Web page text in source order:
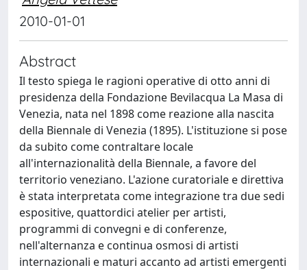
2010-01-01
Abstract
Il testo spiega le ragioni operative di otto anni di
presidenza della Fondazione Bevilacqua La Masa di
Venezia, nata nel 1898 come reazione alla nascita
della Biennale di Venezia (1895). L'istituzione si pose
da subito come contraltare locale
all'internazionalità della Biennale, a favore del
territorio veneziano. L'azione curatoriale e direttiva
è stata interpretata come integrazione tra due sedi
espositive, quattordici atelier per artisti,
programmi di convegni e di conferenze,
nell'alternanza e continua osmosi di artisti
internazionali e maturi accanto ad artisti emergenti